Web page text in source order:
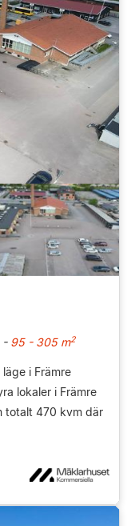
-95 - 305 m2
i Främre
lokaler i Främre
totalt 470 kvm där